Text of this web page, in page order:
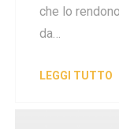
che lo
da…
LEGGI TUTTO